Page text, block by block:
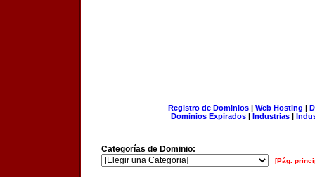
Registro de Dominios| Web Hosting |
Dominios Expirados | Industrias |
Categorías de Dominio:
[Pág.